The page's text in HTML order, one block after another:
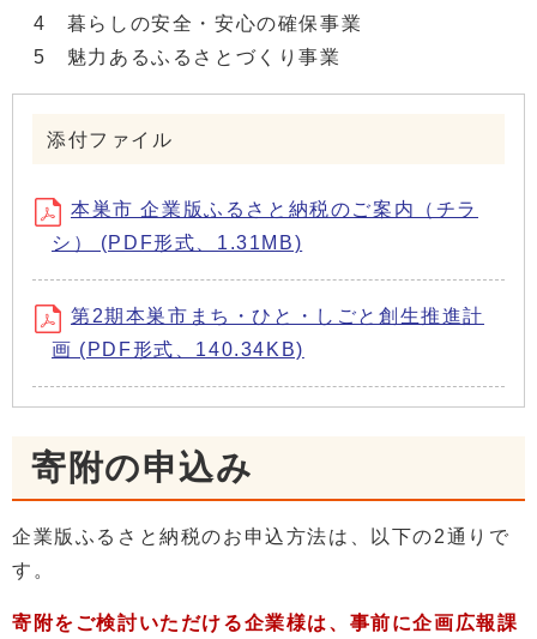
4 暮らしの安全・安心の確保事業
5 魅力あるふるさとづくり事業
添付ファイル
本巣市 企業版ふるさと納税のご案内（チラ
シ） (PDF形式、1.31MB)
第2期本巣市まち・ひと・しごと創生推進計
画 (PDF形式、140.34KB)
寄附の申込み
企業版ふるさと納税のお申込方法は、以下の2通りで
す。
寄附をご検討いただける企業様は、事前に企画広報課